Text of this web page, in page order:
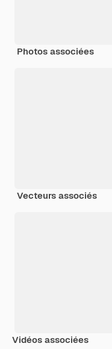
Photos associées
Vecteurs associés
Vidéos associées